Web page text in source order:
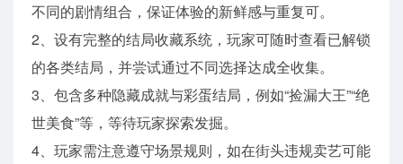
不同的剧情组合，保证体验的新鲜感与重复可。
2、设有完整的结局收藏系统，玩家可随时查看已解锁
的各类结局，并尝试通过不同选择达成全收集。
3、包含多种隐藏成就与彩蛋结局，例如“捡漏大王”“绝
世美食”等，等待玩家探索发掘。
4、玩家需注意遵守场景规则，如在街头违规卖艺可能